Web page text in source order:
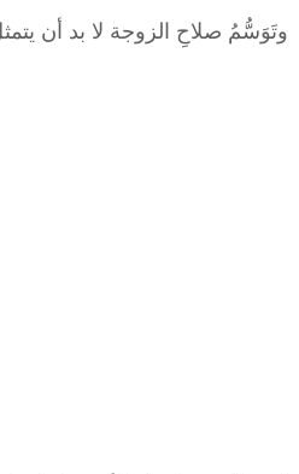
وتَوَسُّمُ صلاحِ الزوجة لا بد أن